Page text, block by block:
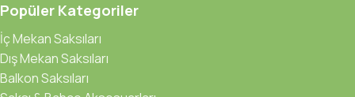
Popüler Kategoriler
İç Mekan Saksıları
Dış Mekan Saksıları
Balkon Saksıları